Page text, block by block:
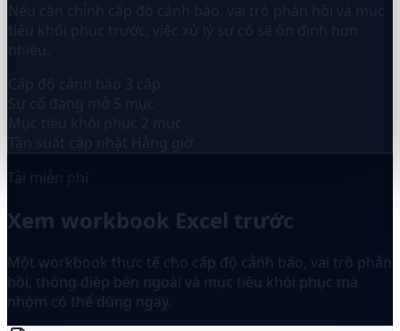
Nếu căn chỉnh cấp độ cảnh báo, vai trò phản hồi và mục
tiêu khôi phục trước, việc xử lý sự cố sẽ ổn định hơn
nhiều.
Cấp độ cảnh báo
3 cấp
Sự cố đang mở
5 mục
Mục tiêu khôi phục
2 mục
Tần suất cập nhật
Hằng giờ
Tải miễn phí
Xem workbook Excel trước
Một workbook thực tế cho cấp độ cảnh báo, vai trò phản
hồi, thông điệp bên ngoài và mục tiêu khôi phục mà
nhóm có thể dùng ngay.